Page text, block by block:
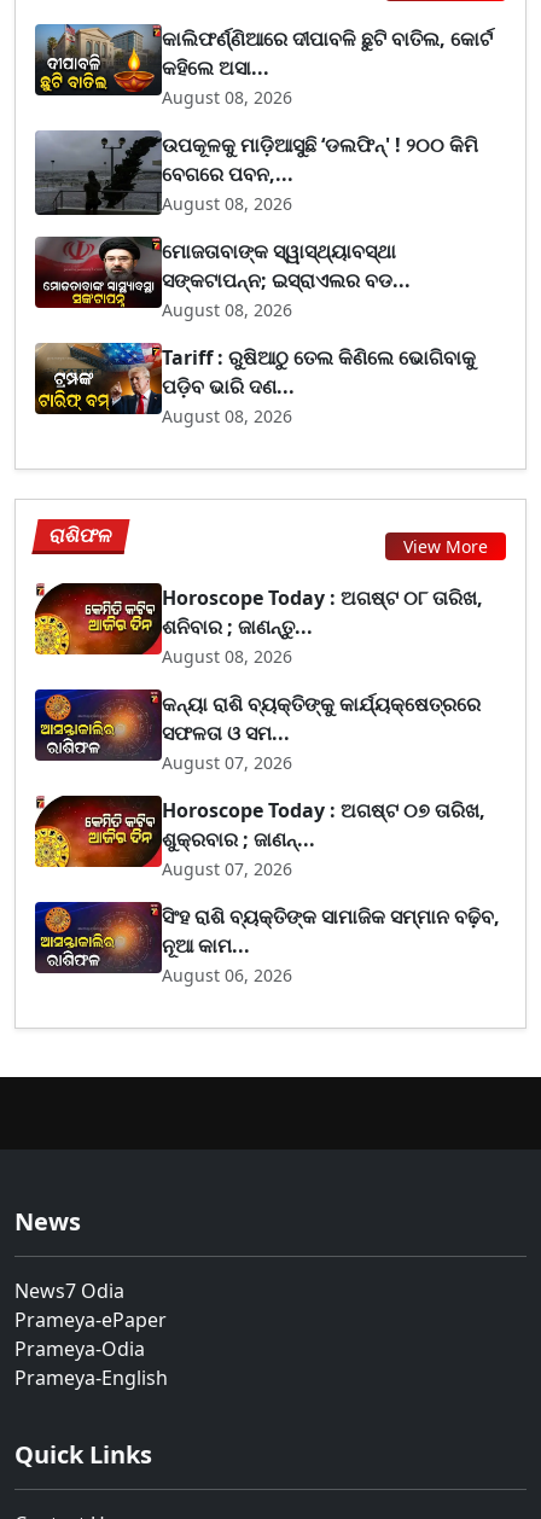
କାଲିଫର୍ଣ୍ଣିଆରେ ଦୀପାବଳି ଛୁଟି ବାତିଲ, କୋର୍ଟ
କହିଲେ ଅସା...
August 08, 2026
ଉପକୂଳକୁ ମାଡ଼ିଆସୁଛି ‘ଡଲଫିନ୍' ! ୨୦୦ କିମି
ବେଗରେ ପବନ,...
August 08, 2026
ମୋଜତାବାଙ୍କ ସ୍ୱାସ୍ଥ୍ୟାବସ୍ଥା
ସଙ୍କଟାପନ୍ନ; ଇସ୍ରାଏଲର ବଡ...
August 08, 2026
Tariff : ରୁଷିଆଠୁ ତେଲ କିଣିଲେ ଭୋଗିବାକୁ
ପଡ଼ିବ ଭାରି ଦଣ...
August 08, 2026
ରାଶିଫଳ View More
Horoscope Today : ଅଗଷ୍ଟ ୦୮ ତାରିଖ,
ଶନିବାର ; ଜାଣନ୍ତୁ...
August 08, 2026
କନ୍ୟା ରାଶି ବ୍ୟକ୍ତିଙ୍କୁ କାର୍ଯ୍ୟକ୍ଷେତ୍ରରେ
ସଫଳତା ଓ ସମ...
August 07, 2026
Horoscope Today : ଅଗଷ୍ଟ ୦୭ ତାରିଖ,
ଶୁକ୍ରବାର ; ଜାଣନ୍...
August 07, 2026
ସିଂହ ରାଶି ବ୍ୟକ୍ତିଙ୍କ ସାମାଜିକ ସମ୍ମାନ ବଢ଼ିବ,
ନୂଆ କାମ...
August 06, 2026
News
News7 Odia
Prameya-ePaper
Prameya-Odia
Prameya-English
Quick Links